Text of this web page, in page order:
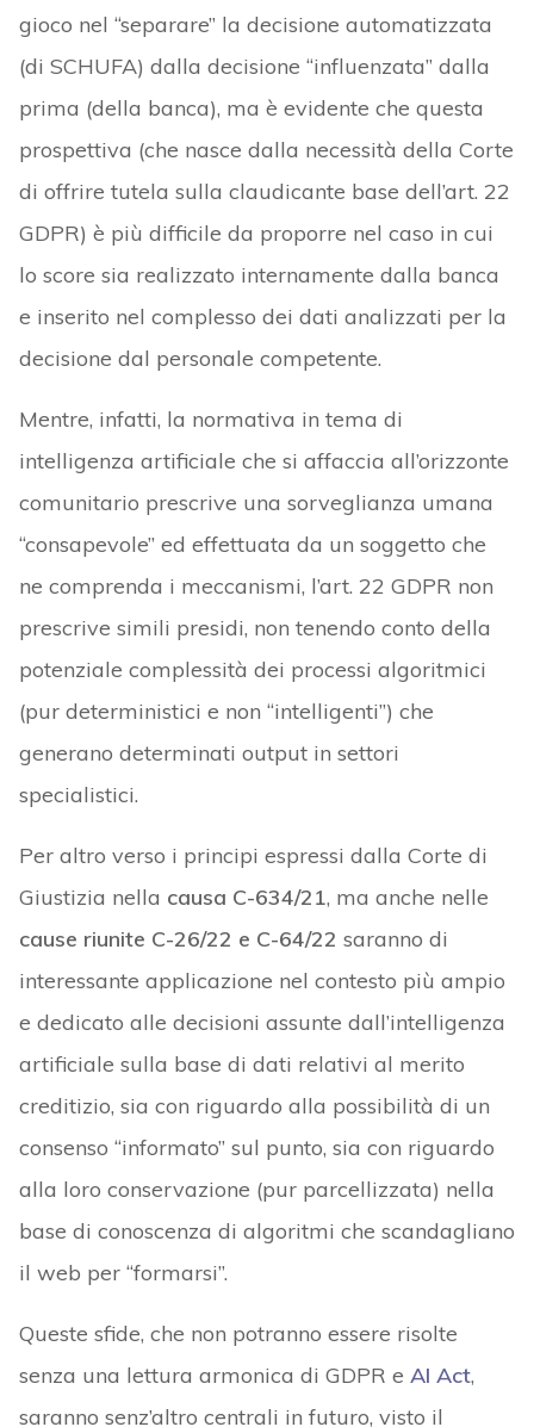
gioco nel “separare” la decisione automatizzata
(di SCHUFA) dalla decisione “influenzata” dalla
prima (della banca), ma è evidente che questa
prospettiva (che nasce dalla necessità della Corte
di offrire tutela sulla claudicante base dell’art. 22
GDPR) è più difficile da proporre nel caso in cui
lo score sia realizzato internamente dalla banca
e inserito nel complesso dei dati analizzati per la
decisione dal personale competente.
Mentre, infatti, la normativa in tema di
intelligenza artificiale che si affaccia all’orizzonte
comunitario prescrive una sorveglianza umana
“consapevole” ed effettuata da un soggetto che
ne comprenda i meccanismi, l’art. 22 GDPR non
prescrive simili presidi, non tenendo conto della
potenziale complessità dei processi algoritmici
(pur deterministici e non “intelligenti”) che
generano determinati output in settori
specialistici.
Per altro verso i principi espressi dalla Corte di
Giustizia nella causa C-634/21, ma anche nelle
cause riunite C-26/22 e C-64/22 saranno di
interessante applicazione nel contesto più ampio
e dedicato alle decisioni assunte dall’intelligenza
artificiale sulla base di dati relativi al merito
creditizio, sia con riguardo alla possibilità di un
consenso “informato” sul punto, sia con riguardo
alla loro conservazione (pur parcellizzata) nella
base di conoscenza di algoritmi che scandagliano
il web per “formarsi”.
Queste sfide, che non potranno essere risolte
senza una lettura armonica di GDPR e AI Act,
saranno senz’altro centrali in futuro, visto il